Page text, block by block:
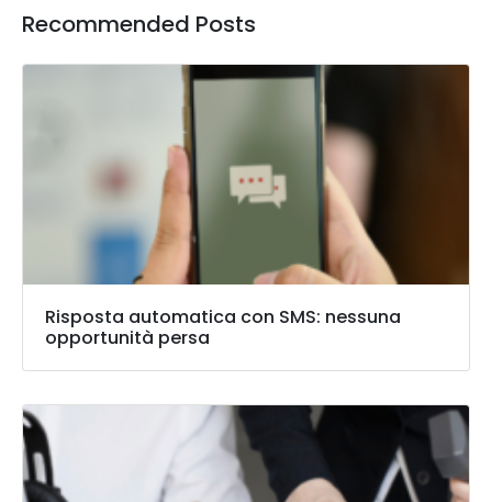
Recommended Posts
Risposta automatica con SMS: nessuna
opportunità persa